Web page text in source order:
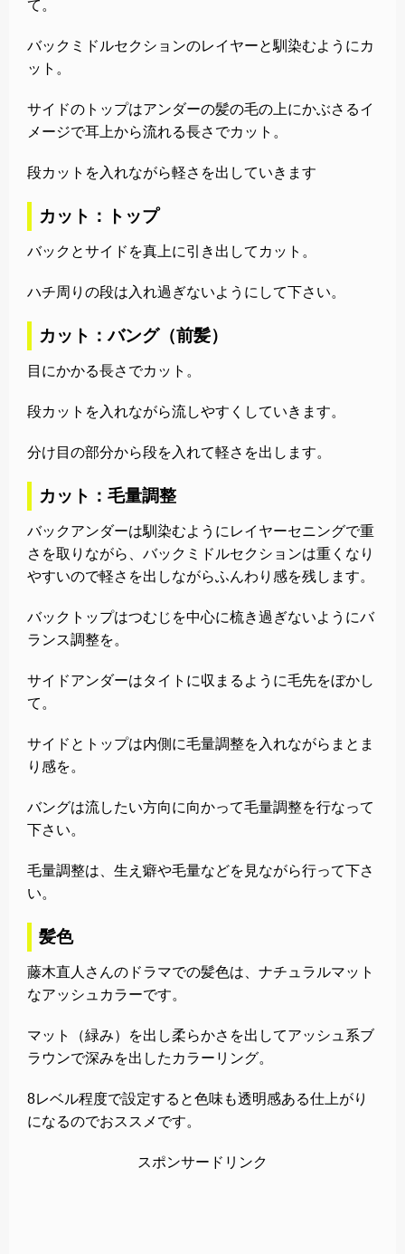
て。
バックミドルセクションのレイヤーと馴染むようにカ
ット。
サイドのトップはアンダーの髪の毛の上にかぶさるイ
メージで耳上から流れる長さでカット。
段カットを入れながら軽さを出していきます
カット：トップ
バックとサイドを真上に引き出してカット。
ハチ周りの段は入れ過ぎないようにして下さい。
カット：バング（前髪）
目にかかる長さでカット。
段カットを入れながら流しやすくしていきます。
分け目の部分から段を入れて軽さを出します。
カット：毛量調整
バックアンダーは馴染むようにレイヤーセニングで重
さを取りながら、バックミドルセクションは重くなり
やすいので軽さを出しながらふんわり感を残します。
バックトップはつむじを中心に梳き過ぎないようにバ
ランス調整を。
サイドアンダーはタイトに収まるように毛先をぼかし
て。
サイドとトップは内側に毛量調整を入れながらまとま
り感を。
バングは流したい方向に向かって毛量調整を行なって
下さい。
毛量調整は、生え癖や毛量などを見ながら行って下さ
い。
髪色
藤木直人さんのドラマでの髪色は、ナチュラルマット
なアッシュカラーです。
マット（緑み）を出し柔らかさを出してアッシュ系ブ
ラウンで深みを出したカラーリング。
8レベル程度で設定すると色味も透明感ある仕上がり
になるのでおススメです。
スポンサードリンク